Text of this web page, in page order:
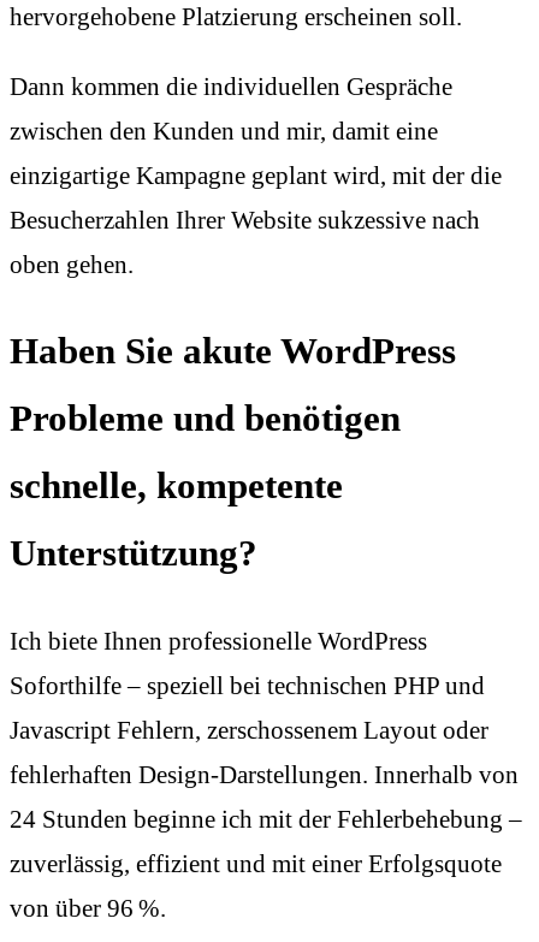
hervorgehobene Platzierung erscheinen soll.
Dann kommen die individuellen Gespräche
zwischen den Kunden und mir, damit eine
einzigartige Kampagne geplant wird, mit der die
Besucherzahlen Ihrer Website sukzessive nach
oben gehen.
Haben Sie akute WordPress
Probleme und benötigen
schnelle, kompetente
Unterstützung?
Ich biete Ihnen professionelle WordPress
Soforthilfe – speziell bei technischen PHP und
Javascript Fehlern, zerschossenem Layout oder
fehlerhaften Design-Darstellungen. Innerhalb von
24 Stunden beginne ich mit der Fehlerbehebung –
zuverlässig, effizient und mit einer Erfolgsquote
von über 96 %.